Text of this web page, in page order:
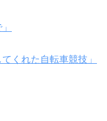
くれた自転車競技」